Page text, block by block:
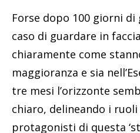
Forse dopo 100 giorni
caso di guardare in
chiaramente come
maggioranza e sia
tre mesi l’orizzonte
chiaro, delineando i ruoli
protagonisti di questa